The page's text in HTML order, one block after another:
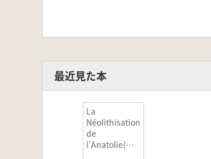
最近見た本
La
Néolithisation
de
l’Anatolie(ア